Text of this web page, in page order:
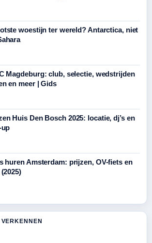
woestijn ter wereld? Antarctica, niet
Magdeburg: club, selectie, wedstrijden
en meer | Gids
Huis Den Bosch 2025: locatie, dj’s en
up
huren Amsterdam: prijzen, OV-fiets en